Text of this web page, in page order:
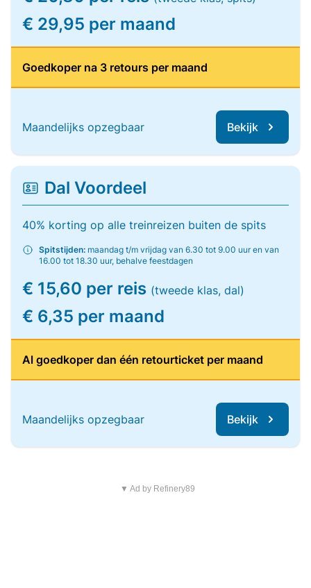
€ 29,95 per maand
Goedkoper na 3 retours per maand
Maandelijks opzegbaar Bekijk
Dal Voordeel
40% korting op alle treinreizen buiten de spits
Spitstijden: maandag t/m vrijdag van 6.30 tot 9.00 uur en van
16.00 tot 18.30 uur, behalve feestdagen
€ 15,60 per reis (tweede klas, dal)
€ 6,35 per maand
Al goedkoper dan één retourticket per maand
Maandelijks opzegbaar Bekijk
▼ Ad by Refinery89